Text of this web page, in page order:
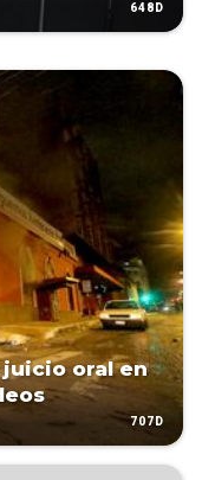
648D
juicio oral en
707D